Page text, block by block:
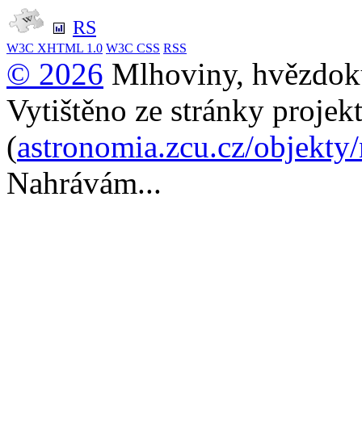
RS
W3C XHTML 1.0 W3C CSS RSS
© 2026 Mlhoviny,
Vytištěno ze stránky
(astronomia.zcu.cz/
Nahrávám...